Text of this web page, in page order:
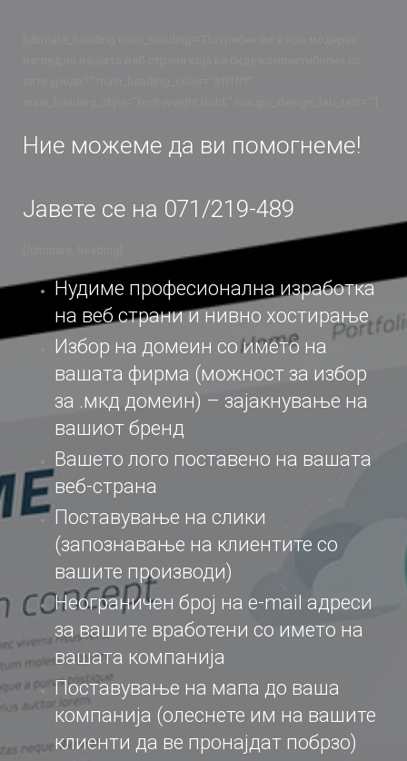
Ние можеме да ви помогнеме!
Јавете се на 071/219-489
Нудиме професионална изработка
на веб страни и нивно хостирање
Избор на домеин со името на
вашата фирма (можност за избор
за .мкд домеин) – зајакнување на
вашиот бренд
Вашето лого поставено на вашата
веб-страна
Поставување на слики
(запознавање на клиентите со
вашите производи)
Неограничен број на e-mail адреси
за вашите вработени со името на
вашата компанија
Поставување на мапа до ваша
компанија (олеснете им на вашите
клиенти да ве пронајдат побрзо)